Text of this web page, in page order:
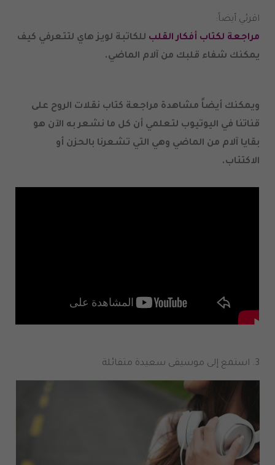
اقرئي أيضاً:
مراجعة لكتاب أفكار القلب للكاتبة لويز هاي لتتعرفي كيف
يمكنك شفاء قلبك من آلام الماضي.
ويمكنك أيضاً مشاهدة مراجعة كتاب نقلات الروح على
قناتنا في اليوتيوب لتعلمي أن كل ما نشعر به الآن هو
بقايا آلام من الماضي وهي التي تشعرنا بالحزن أو
الاكتئاب.
3. استمع إلى موسيقى سعيدة متفائلة